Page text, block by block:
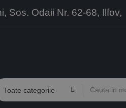
Sos. Odaii Nr. 62-68, Ilfov,